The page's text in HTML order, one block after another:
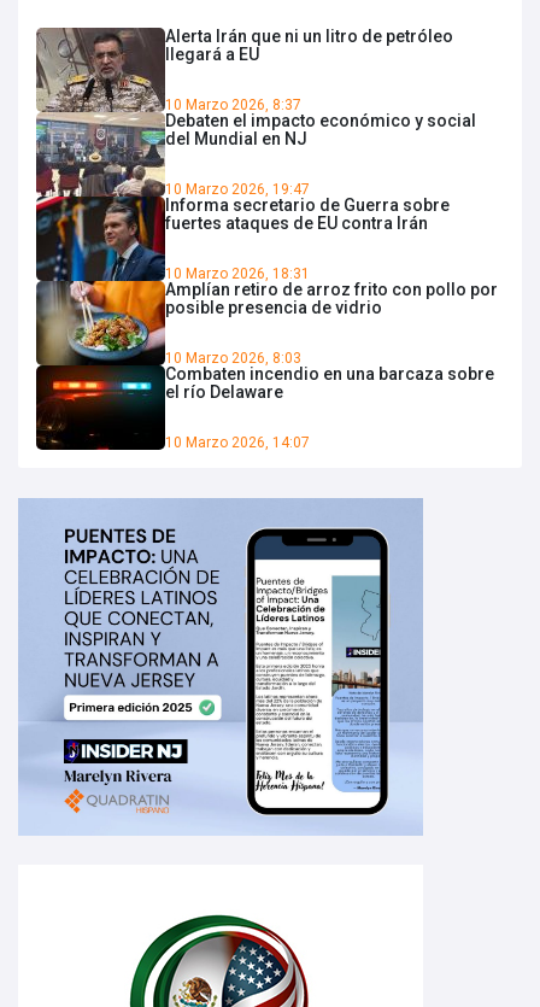
Alerta Irán que ni un litro de petróleo
llegará a EU
10 Marzo 2026, 8:37
Debaten el impacto económico y social
del Mundial en NJ
10 Marzo 2026, 19:47
Informa secretario de Guerra sobre
fuertes ataques de EU contra Irán
10 Marzo 2026, 18:31
Amplían retiro de arroz frito con pollo por
posible presencia de vidrio
10 Marzo 2026, 8:03
Combaten incendio en una barcaza sobre
el río Delaware
10 Marzo 2026, 14:07